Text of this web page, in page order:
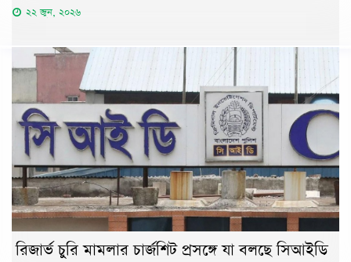
২২ জুন, ২০২৬
রিজার্ভ চুরি মামলার চার্জশিট প্রসঙ্গে যা বলছে সিআইডি